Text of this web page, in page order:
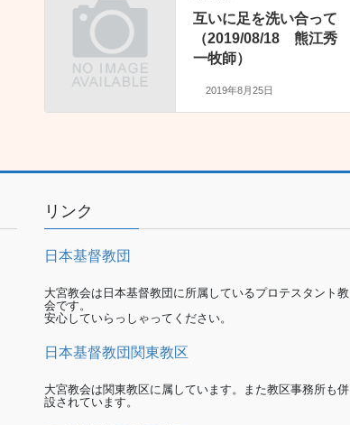
互いに足を洗い合って
（2019/08/18 熊江秀
一牧師）
2019年8月25日
リンク
日本基督教団
大宮教会は日本基督教団に所属しているプロテスタント教
会です。
安心していらっしゃってください。
日本基督教団関東教区
大宮教会は関東教区に属しています。また教区事務所も併
設されています。